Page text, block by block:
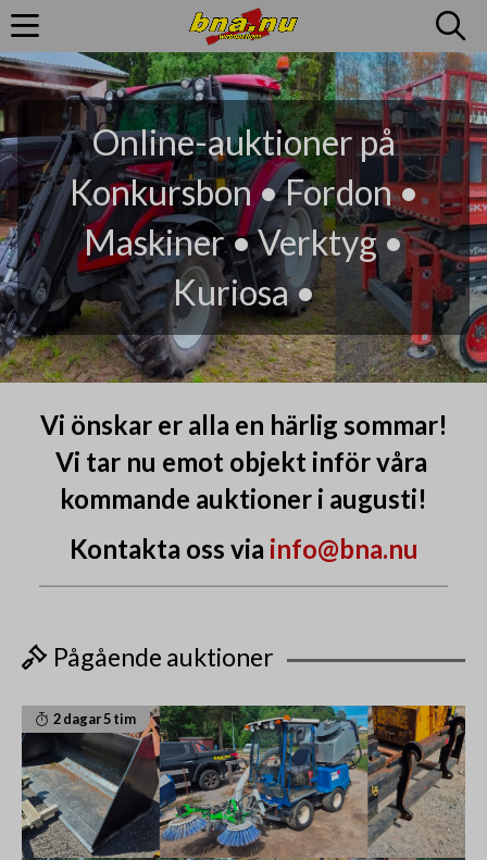
Online-auktioner på
Konkursbon • Fordon •
Maskiner • Verktyg •
Kuriosa •
Vi önskar er alla en härlig sommar!
Vi tar nu emot objekt inför våra
kommande auktioner i augusti!
Kontakta oss via info@bna.nu
Pågående auktioner
2 dagar 5 tim